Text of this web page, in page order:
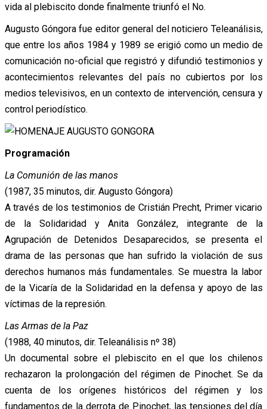
vida al plebiscito donde finalmente triunfó el No.
Augusto Góngora fue editor general del noticiero Teleanálisis,
que entre los años 1984 y 1989 se erigió como un medio de
comunicación no-oficial que registró y difundió testimonios y
acontecimientos relevantes del país no cubiertos por los
medios televisivos, en un contexto de intervención, censura y
control periodístico.
Programación
La Comunión de las manos
(1987, 35 minutos, dir. Augusto Góngora)
A través de los testimonios de Cristián Precht, Primer vicario
de la Solidaridad y Anita González, integrante de la
Agrupación de Detenidos Desaparecidos, se presenta el
drama de las personas que han sufrido la violación de sus
derechos humanos más fundamentales. Se muestra la labor
de la Vicaría de la Solidaridad en la defensa y apoyo de las
víctimas de la represión.
Las Armas de la Paz
(1988, 40 minutos, dir. Teleanálisis nº 38)
Un documental sobre el plebiscito en el que los chilenos
rechazaron la prolongación del régimen de Pinochet. Se da
cuenta de los orígenes históricos del régimen y los
fundamentos de la derrota de Pinochet, las tensiones del día